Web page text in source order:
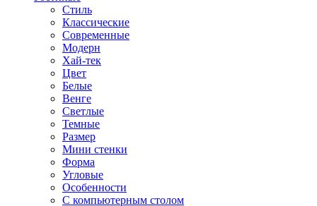
Стиль
Классические
Современные
Модерн
Хай-тек
Цвет
Белые
Венге
Светлые
Темные
Размер
Мини стенки
Форма
Угловые
Особенности
С компьютерным столом